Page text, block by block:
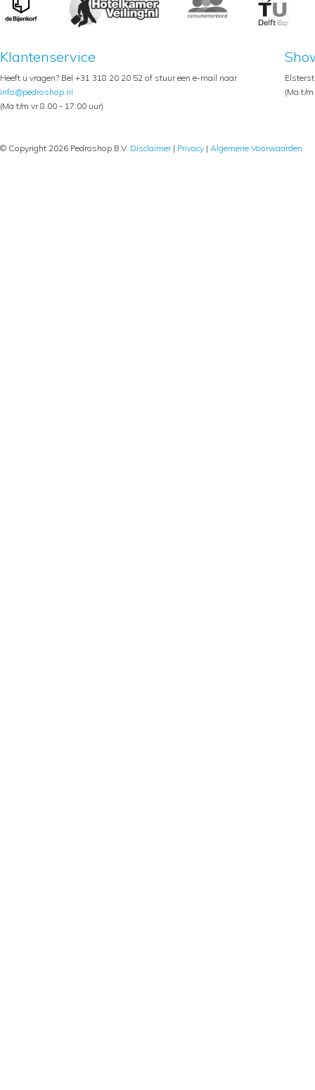
Klantenservice
Heeft u vragen? Bel +31 318 20 20 52 of stuur een e-mail naar
info@pedroshop.nl
(Ma t/m vr 8.00 - 17.00 uur)
(Ma t/
© Copyright 2026 Pedroshop B.V. Disclaimer| Privacy | Algemene Voorwaarden